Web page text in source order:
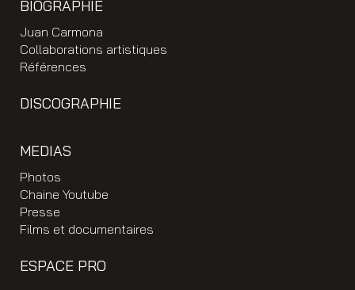
BIOGRAPHIE
Juan Carmona
Collaborations artistiques
Références
DISCOGRAPHIE
MEDIAS
Photos
Chaine Youtube
Presse
Films et documentaires
ESPACE PRO